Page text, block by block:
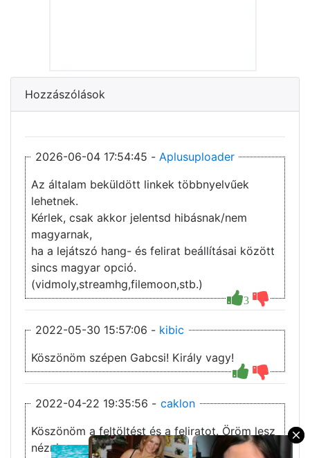
×
Hozzászólások
2026-06-04 17:54:45 - Aplusuploader
3
Az általam beküldött linkek többnyelvűek
lehetnek.
Kérlek, csak akkor jelentsd hibásnak/nem
magyarnak,
ha a lejátszó hang- és felirat beállításai között
sincs magyar opció.
(vidmoly,streamhg,filemoon,stb.)
2022-05-30 15:57:06 - kibic
Köszönöm szépen Gabcsi! Király vagy!
2022-04-22 19:35:56 - caklon
Köszönöm a feltöltést és a feliratot. Öröm lesz
nézni.